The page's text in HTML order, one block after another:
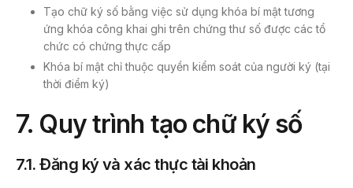
Tạo chữ ký số bằng việc sử dụng khóa bí mật tương
ứng khóa công khai ghi trên chứng thư số được các tổ
chức có chứng thực cấp
Khóa bí mật chỉ thuộc quyền kiểm soát của người ký (tại
thời điểm ký)
7. Quy trình tạo chữ ký số
7.1. Đăng ký và xác thực tài khoản